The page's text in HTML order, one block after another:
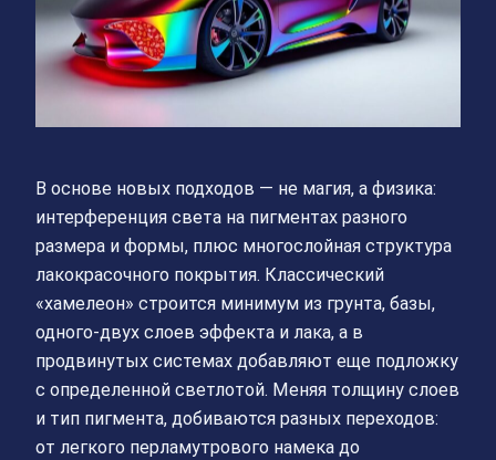
В основе новых подходов — не магия, а физика:
интерференция света на пигментах разного
размера и формы, плюс многослойная структура
лакокрасочного покрытия. Классический
«хамелеон» строится минимум из грунта, базы,
одного-двух слоев эффекта и лака, а в
продвинутых системах добавляют еще подложку
с определенной светлотой. Меняя толщину слоев
и тип пигмента, добиваются разных переходов:
от легкого перламутрового намека до